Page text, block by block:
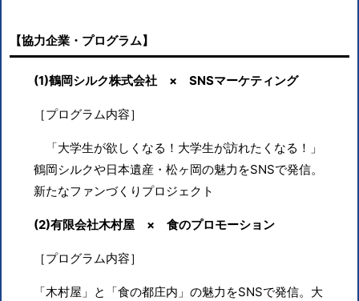
【協力企業・プログラム】
(1)鶴岡シルク株式会社 × SNSマーケティング
［プログラム内容］
「大学生が欲しくなる！大学生が訪れたくなる！」
鶴岡シルクや日本遺産・松ヶ岡の魅力をSNSで発信。
新たなファンづくりプロジェクト
(2)有限会社木村屋 × 食のプロモーション
［プログラム内容］
「木村屋」と「食の都庄内」の魅力をSNSで発信。大